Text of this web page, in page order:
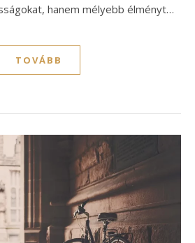
hanem mélyebb élményt…
TOVÁBB